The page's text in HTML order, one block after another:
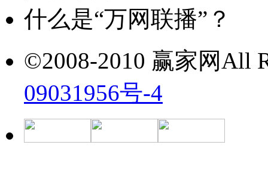
什么是“万网联播”？
©2008-2010 赢家网All
09031956号-4